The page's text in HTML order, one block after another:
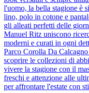
l'uomo, la bella stagione è
lino, polo in cotone e
gli alleati perfetti delle
Manuel Ritz uniscono
moderni e curati in ogni
Parco Corolla Da
scoprire le collezioni di
vivere la stagione con il
freschi e attenzione alle
per affrontare l'estate con